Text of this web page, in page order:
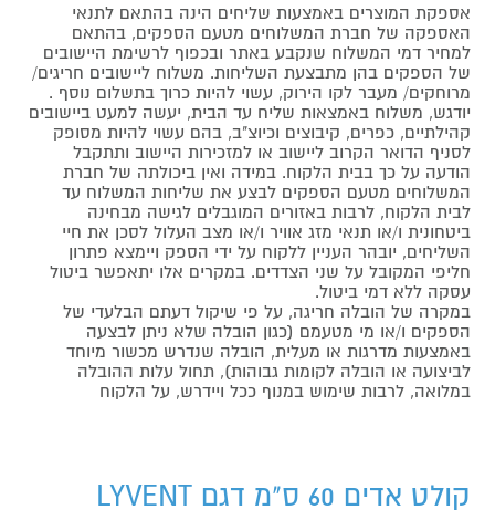
אספקת המוצרים באמצעות שליחים הינה בהתאם לתנאי
האספקה של חברת המשלוחים מטעם הספקים, בהתאם
למחיר דמי המשלוח שנקבע באתר ובכפוף לרשימת היישובים
של הספקים בהן מתבצעת השליחות. משלוח ליישובים חריגים/
מרוחקים/ מעבר לקו הירוק, עשוי להיות כרוך בתשלום נוסף .
יודגש, משלוח באמצאות שליח עד הבית, יעשה למעט ביישובים
קהילתיים, כפרים, קיבוצים וכיוצ"ב, בהם עשוי להיות מסופק
לסניף הדואר הקרוב ליישוב או למזכירות היישוב ותתקבל
הודעה על כך בבית הלקוח. במידה ואין ביכולתה של חברת
המשלוחים מטעם הספקים לבצע את שליחות המשלוח עד
לבית הלקוח, לרבות באזורים המוגבלים לגישה מבחינה
ביטחונית ו/או תנאי מזג אוויר ו/או מצב העלול לסכן את חיי
השליחים, יובהר העניין ללקוח על ידי הספק ויימצא פתרון
חליפי המקובל על שני הצדדים. במקרים אלו יתאפשר ביטול
עסקה ללא דמי ביטול.
במקרה של הובלה חריגה, על פי שיקול דעתם הבלעדי של
הספקים ו/או מי מטעמם (כגון הובלה שלא ניתן לבצעה
באמצעות מדרגות או מעלית, הובלה שנדרש מכשור מיוחד
לביצועה או הובלה לקומות גבוהות), תחול עלות ההובלה
במלואה, לרבות שימוש במנוף ככל ויידרש, על הלקוח
קולט אדים 60 ס"מ דגם LYVENT